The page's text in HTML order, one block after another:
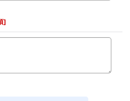
]